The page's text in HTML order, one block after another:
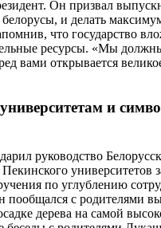
Он призвал
белорусы, и делать
что государство
ресурсы. «Мы
вами открывается
и
руководство
университетов
по углублению
пообщался с родителями
дерева на самой